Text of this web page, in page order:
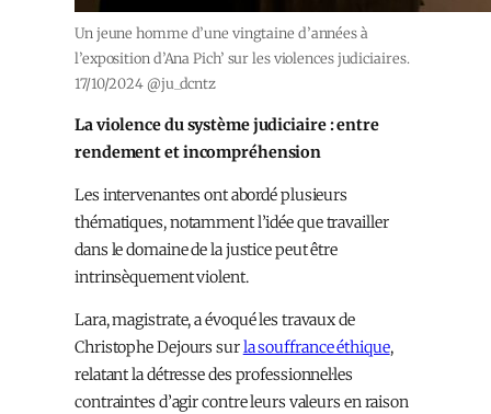
Un jeune homme d’une vingtaine d’années à
l’exposition d’Ana Pich’ sur les violences judiciaires.
17/10/2024 @ju_dcntz
La violence du système judiciaire : entre
rendement et incompréhension
Les intervenant·es ont abordé plusieurs
thématiques, notamment l’idée que travailler
dans le domaine de la justice peut être
intrinsèquement violent.
Lara, magistrate, a évoqué les travaux de
Christophe Dejours surla souffrance éthique,
relatant la détresse des professionnel·les
contraint·es d’agir contre leurs valeurs en raison